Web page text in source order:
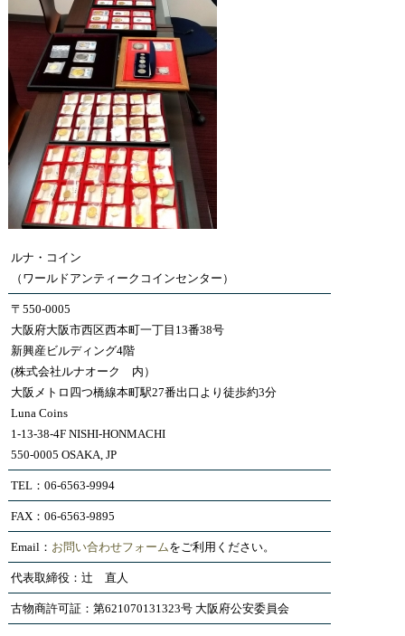
ルナ・コイン
（ワールドアンティークコインセンター）
〒550-0005
大阪府大阪市西区西本町一丁目13番38号
新興産ビルディング4階
(株式会社ルナオーク 内）
大阪メトロ四つ橋線本町駅27番出口より徒歩約3分
Luna Coins
1-13-38-4F NISHI-HONMACHI
550-0005 OSAKA, JP
TEL：06-6563-9994
FAX：06-6563-9895
Email： お問い合わせフォームをご利用ください。
代表取締役：辻 直人
古物商許可証：第621070131323号 大阪府公安委員会